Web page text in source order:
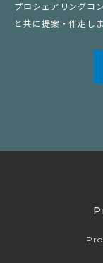
プロシェアリングコ
と共に提案・伴走しま